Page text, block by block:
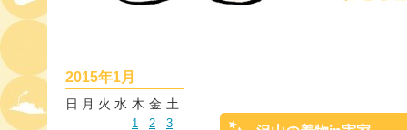
2015年1月
日 月 火 水 木 金 土
1 2
3